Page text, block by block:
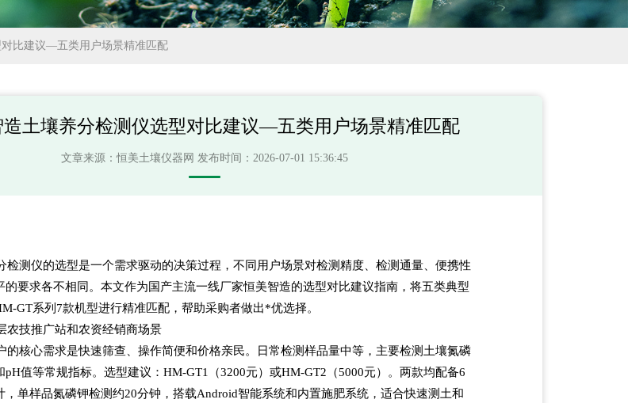
比建议—五类用户场景精准匹配
造土壤养分检测仪选型对比建议—五类用户场景精准匹配
文章来源：恒美土壤仪器网 发布时间：2026-07-01 15:36:45
检测仪的选型是一个需求驱动的决策过程，不同用户场景对检测精度、检测通量、便携性
的要求各不相同。本文作为国产主流一线厂家恒美智造的选型对比建议指南，将五类典型
GT系列7款机型进行精准匹配，帮助采购者做出*优选择。
农技推广站和农资经销商场景
的核心需求是快速筛查、操作简便和价格亲民。日常检测样品量中等，主要检测土壤氮磷
pH值等常规指标。选型建议：HM-GT1（3200元）或HM-GT2（5000元）。两款均配备6
，单样品氮磷钾检测约20分钟，搭载Android智能系统和内置施肥系统，适合快速测土和